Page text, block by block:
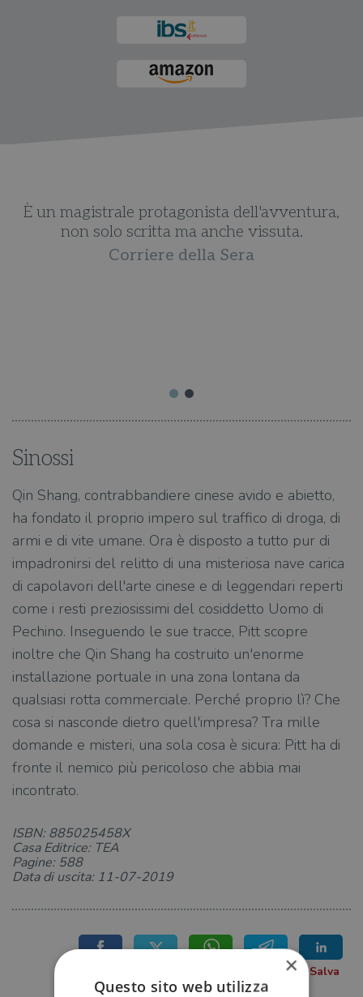
È un magistrale protagonista dell'avventura,
non solo scritta ma anche vissuta.
Corriere della Sera
Sinossi
Qin Shang, contrabbandiere cinese avido e abietto,
ha fondato il proprio impero sul traffico di droga, di
armi e di vite umane. Ora è disposto a tutto pur di
impadronirsi del relitto di una misteriosa nave carica
di capolavori dell'arte cinese e di leggendari reperti
come i resti preziosissimi del cosiddetto Uomo di
Pechino. Inseguendo le sue tracce, Pitt scopre
inoltre che Qin Shang ha costruito un'enorme
installazione portuale in una zona lontana da
qualsiasi rotta commerciale. Perché proprio lì? Che
cosa si nasconde dietro quell'impresa? Tra mille
domande e misteri, una sola cosa è sicura: Pitt ha di
fronte il nemico più pericoloso che abbia mai
incontrato.
ISBN: 885025458X
Casa Editrice: TEA
Pagine: 588
Data di uscita: 11-07-2019
×
Questo sito web utilizza